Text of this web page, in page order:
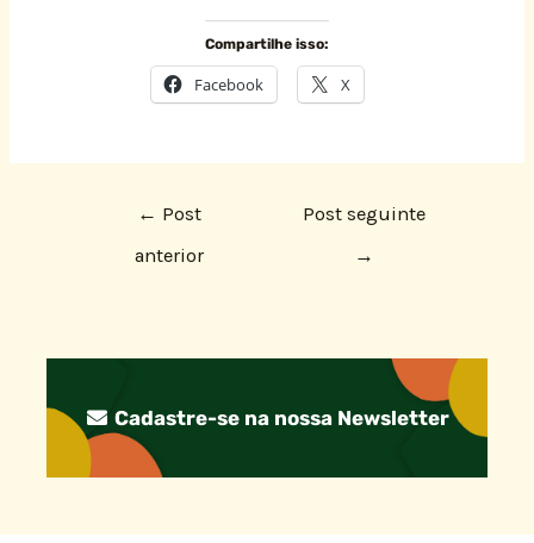
Compartilhe isso:
Facebook X
← Post
anterior
Post seguinte
→
Cadastre-se na nossa Newsletter